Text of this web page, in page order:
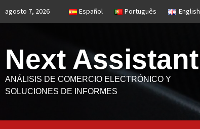
agosto 7, 2026 Español Português English
Next Assistant
ANÁLISIS DE COMERCIO ELECTRÓNICO Y
SOLUCIONES DE INFORMES